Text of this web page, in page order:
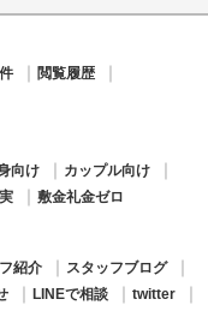
閲覧履歴
向け
カップル向け
敷金礼金ゼロ
紹介
スタッフブログ
LINEで相談
twitter